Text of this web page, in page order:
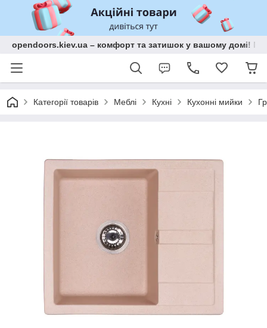
opendoors.kiev.ua – комфорт та затишок у вашому домі!
Категорії товарів Меблі Кухні Кухонні мийки